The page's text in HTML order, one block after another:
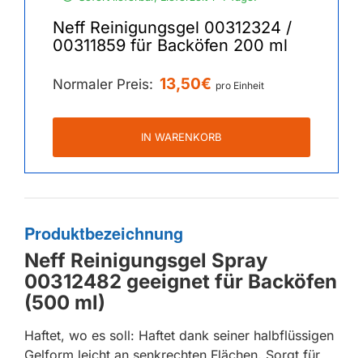
Neff Reinigungsgel 00312324 /
00311859 für Backöfen 200 ml
Normaler Preis: 13,50€ pro Einheit
IN WARENKORB
Produktbezeichnung
Neff Reinigungsgel Spray
00312482 geeignet für Backöfen
(500 ml)
Haftet, wo es soll: Haftet dank seiner halbflüssigen